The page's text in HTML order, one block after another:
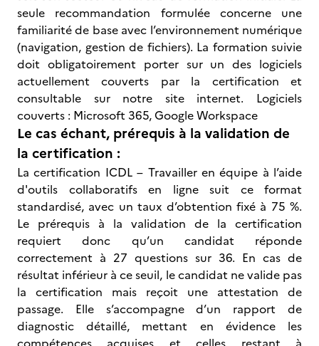
seule recommandation formulée concerne une
familiarité de base avec l’environnement numérique
(navigation, gestion de fichiers). La formation suivie
doit obligatoirement porter sur un des logiciels
actuellement couverts par la certification et
consultable sur notre site internet. Logiciels
couverts : Microsoft 365, Google Workspace
Le cas échant, prérequis à la validation de
la certification :
La certification ICDL – Travailler en équipe à l’aide
d'outils collaboratifs en ligne suit ce format
standardisé, avec un taux d’obtention fixé à 75 %.
Le prérequis à la validation de la certification
requiert donc qu’un candidat réponde
correctement à 27 questions sur 36. En cas de
résultat inférieur à ce seuil, le candidat ne valide pas
la certification mais reçoit une attestation de
passage. Elle s’accompagne d’un rapport de
diagnostic détaillé, mettant en évidence les